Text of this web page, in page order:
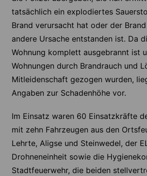
tatsächlich ein explodiertes
Brand verursacht hat oder der
andere Ursache entstanden ist. Da
Wohnung komplett ausgebrannt ist
Wohnungen durch Brandrauch und
Mitleidenschaft gezogen wurden,
Angaben zur Schadenhöhe vor.
Im Einsatz waren 60 Einsatzkräfte
mit zehn Fahrzeugen aus den
Lehrte, Aligse und Steinwedel, der
Drohneneinheit sowie die
Stadtfeuerwehr, die beiden